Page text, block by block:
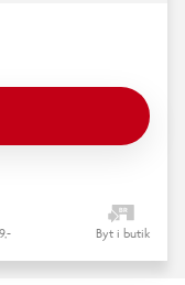
Byt i butik